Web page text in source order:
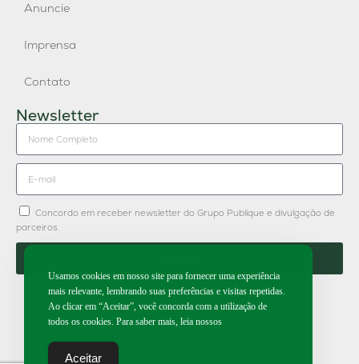
Anuncie
Imprensa
Contato
Newsletter
Concordo em receber newsletter do Grupo Publique e divulgação de
parceiros.
2026 | Todos os direitos reservados.
Usamos cookies em nosso site para fornecer uma experiência
mais relevante, lembrando suas preferências e visitas repetidas.
Ao clicar em “Aceitar”, você concorda com a utilização de
todos os cookies. Para saber mais, leia nossos
Aceitar